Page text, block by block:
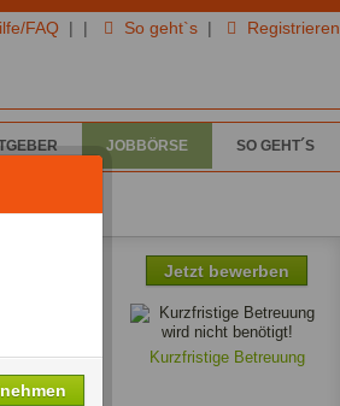
FAQ | | So geht`s | Registrieren
SO GEHT´S
JOBBÖRSE
Jetzt bewerben
Kurzfristige Betreuung